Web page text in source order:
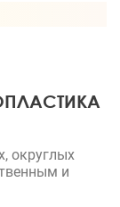
округлых
и